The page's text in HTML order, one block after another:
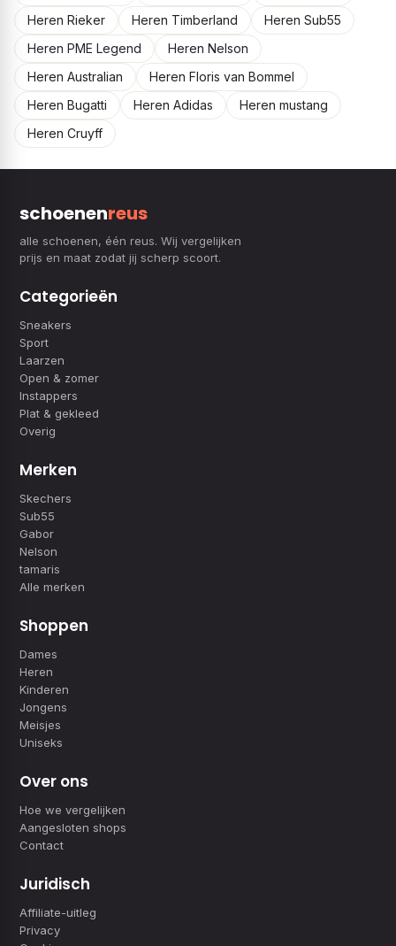
Heren Rieker
Heren Timberland
Heren Sub55
Heren PME Legend
Heren Nelson
Heren Australian
Heren Floris van Bommel
Heren Bugatti
Heren Adidas
Heren mustang
Heren Cruyff
schoenenreus
alle schoenen, één reus. Wij vergelijken
prijs en maat zodat jij scherp scoort.
Categorieën
Sneakers
Sport
Laarzen
Open & zomer
Instappers
Plat & gekleed
Overig
Merken
Skechers
Sub55
Gabor
Nelson
tamaris
Alle merken
Shoppen
Dames
Heren
Kinderen
Jongens
Meisjes
Uniseks
Over ons
Hoe we vergelijken
Aangesloten shops
Contact
Juridisch
Affiliate-uitleg
Privacy